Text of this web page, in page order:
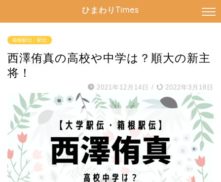
ひまわりTimes
箱根駅伝・駅伝
西澤侑真の高校や中学は？順大の新主
将！
2021年12月14日 / 2022年3月18日